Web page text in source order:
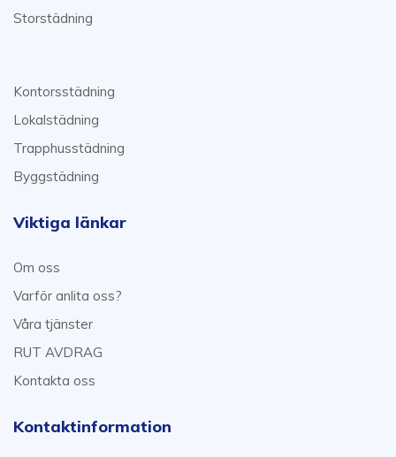
Storstädning
Kontorsstädning
Lokalstädning
Trapphusstädning
Byggstädning
Viktiga länkar
Om oss
Varför anlita oss?
Våra tjänster
RUT AVDRAG
Kontakta oss
Kontaktinformation